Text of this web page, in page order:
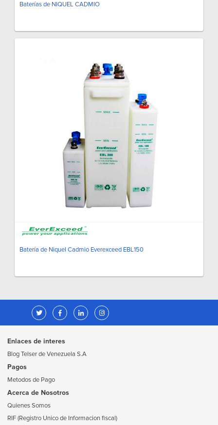
Baterías de NIQUEL CADMIO
Batería de Niquel Cadmio Everexceed EBL150
Enlaces de interes
Blog Telser de Venezuela S.A
Pagos
Metodos de Pago
Acerca de Nosotros
Quienes Somos
RIF (Registro Unico de Informacion fiscal)